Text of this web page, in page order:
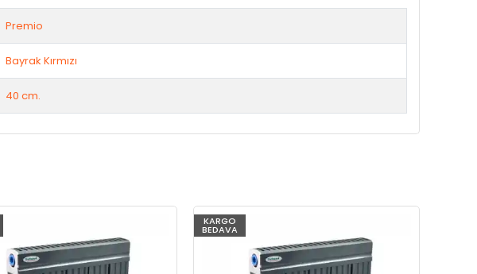
Premio
Bayrak Kırmızı
40 cm.
KARGO
BEDAVA